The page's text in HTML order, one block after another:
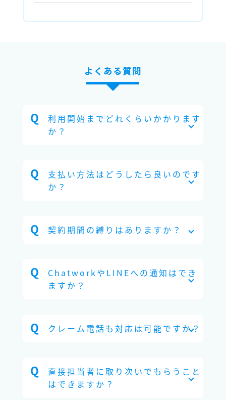
よくある質問
利用開始までどれくらいかかります
か？
支払い方法はどうしたら良いのです
か？
契約期間の縛りはありますか？
ChatworkやLINEへの通知はでき
ますか？
クレーム電話も対応は可能ですか？
直接担当者に取り次いでもらうこと
はできますか？